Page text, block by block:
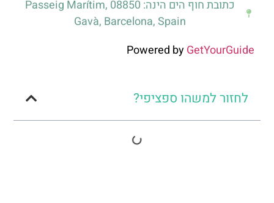
כתובת חוף הים הינה: Passeig Marítim, 08850
Gavà, Barcelona, Spain
Powered byGetYourGuide
לחזור למשהו ספציפי?